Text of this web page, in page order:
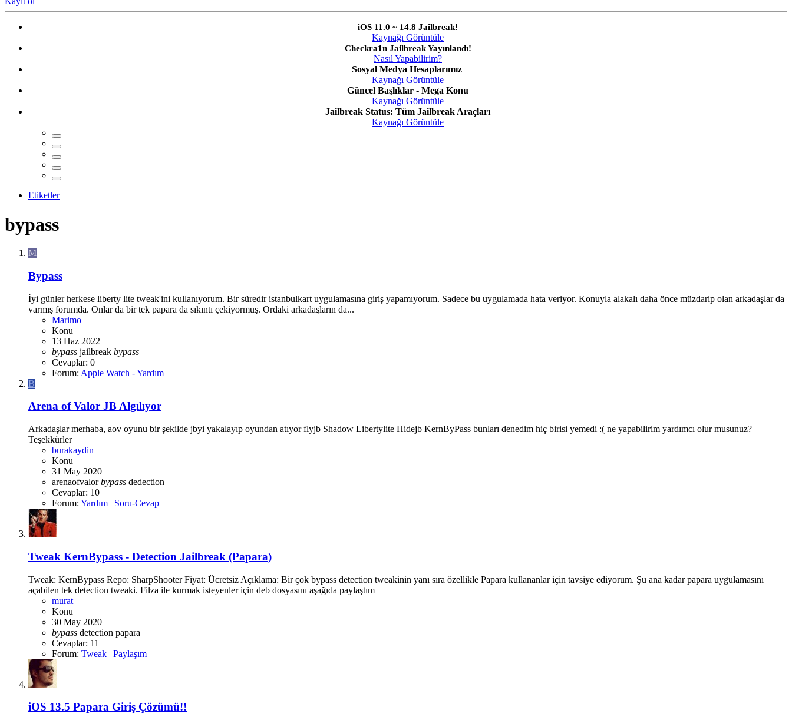
iOS 11.0 ~ 14.8 Jailbreak!
Kaynağı Görüntüle
Checkra1n Jailbreak Yayınlandı!
Nasıl Yapabilirim?
Sosyal Medya Hesaplarımız
Kaynağı Görüntüle
Güncel Başlıklar - Mega Konu
Kaynağı Görüntüle
Jailbreak Status: Tüm Jailbreak Araçları
Kaynağı Görüntüle
Etiketler
bypass
M
Bypass
İyi günler herkese liberty lite tweak'ini kullanıyorum. Bir süredir istanbulkart uygulamasına giriş yapamıyorum. Sadece bu uygulamada hata veriyor. Konuyla alakalı daha önce müzdarip olan arkadaşlar da
varmış forumda. Onlar da bir tek papara da sıkıntı çekiyormuş. Ordaki arkadaşların da...
Marimo
Konu
13 Haz 2022
bypass jailbreak bypass
Cevaplar: 0
Forum: Apple Watch - Yardım
B
Arena of Valor JB Algılıyor
Arkadaşlar merhaba, aov oyunu bir şekilde jbyi yakalayıp oyundan atıyor flyjb Shadow Libertylite Hidejb KernByPass bunları denedim hiç birisi yemedi :( ne yapabilirim yardımcı olur musunuz?
Teşekkürler
burakaydin
Konu
31 May 2020
arenaofvalorbypass dedection
Cevaplar: 10
Forum: Yardım | Soru-Cevap
Tweak KernBypass - Detection Jailbreak (Papara)
Tweak: KernBypass Repo: SharpShooter Fiyat: Ücretsiz Açıklama: Bir çok bypass detection tweakinin yanı sıra özellikle Papara kullananlar için tavsiye ediyorum. Şu ana kadar papara uygulamasını
açabilen tek detection tweaki. Filza ile kurmak isteyenler için deb dosyasını aşağıda paylaştım
murat
Konu
30 May 2020
bypass detection papara
Cevaplar: 11
Forum: Tweak | Paylaşım
iOS 13.5 Papara Giriş Çözümü!!